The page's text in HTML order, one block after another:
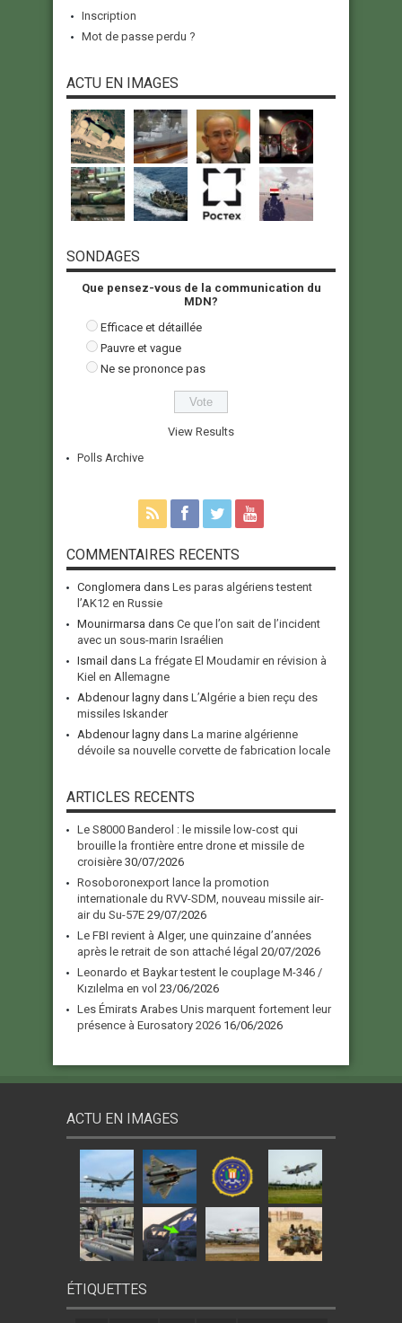
Inscription
Mot de passe perdu ?
ACTU EN IMAGES
SONDAGES
Que pensez-vous de la communication du
MDN?
Efficace et détaillée
Pauvre et vague
Ne se prononce pas
View Results
Polls Archive
COMMENTAIRES RECENTS
Conglomera dans Les paras algériens testent
l’AK12 en Russie
Mounirmarsa dans Ce que l’on sait de l’incident
avec un sous-marin Israélien
Ismail dans La frégate El Moudamir en révision à
Kiel en Allemagne
Abdenour lagny dans L’Algérie a bien reçu des
missiles Iskander
Abdenour lagny dans La marine algérienne
dévoile sa nouvelle corvette de fabrication locale
ARTICLES RECENTS
Le S8000 Banderol : le missile low-cost qui
brouille la frontière entre drone et missile de
croisière 30/07/2026
Rosoboronexport lance la promotion
internationale du RVV-SDM, nouveau missile air-
air du Su-57E 29/07/2026
Le FBI revient à Alger, une quinzaine d’années
après le retrait de son attaché légal 20/07/2026
Leonardo et Baykar testent le couplage M-346 /
Kızılelma en vol 23/06/2026
Les Émirats Arabes Unis marquent fortement leur
présence à Eurosatory 2026 16/06/2026
ACTU EN IMAGES
ÉTIQUETTES